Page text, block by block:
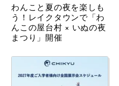
わんこと夏の夜を楽しも
う！レイクタウンで「わ
んこの屋台村 × いぬの夜
まつり」開催